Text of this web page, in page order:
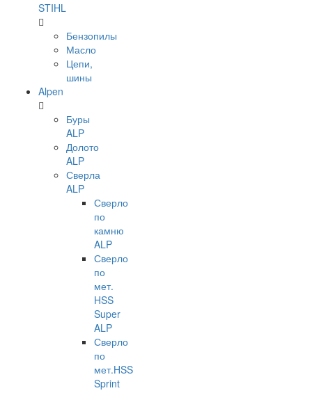
STIHL
Бензопилы
Масло
Цепи,
шины
Alpen
Буры
ALP
Долото
ALP
Сверла
ALP
Сверло
по
камню
ALP
Сверло
по
мет.
HSS
Super
ALP
Сверло
по
мет.HSS
Sprint